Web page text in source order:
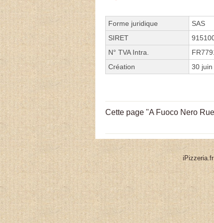
Forme juridique
SAS
SIRET
N° TVA Intra.
Création
30 juin
Cette page "A Fuoco Nero